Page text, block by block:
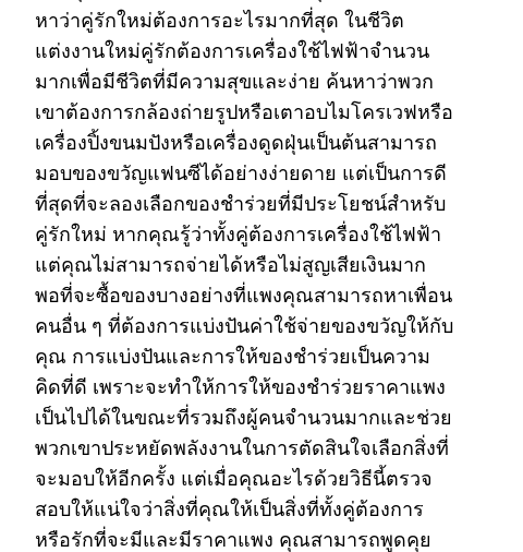
หาว่าคู่รักใหม่ต้องการอะไรมากที่สุด ในชีวิต
แต่งงานใหม่คู่รักต้องการเครื่องใช้ไฟฟ้าจำนวน
มากเพื่อมีชีวิตที่มีความสุขและง่าย ค้นหาว่าพวก
เขาต้องการกล้องถ่ายรูปหรือเตาอบไมโครเวฟหรือ
เครื่องปิ้งขนมปังหรือเครื่องดูดฝุ่นเป็นต้นสามารถ
มอบของขวัญแฟนซีได้อย่างง่ายดาย แต่เป็นการดี
ที่สุดที่จะลองเลือกของชำร่วยที่มีประโยชน์สำหรับ
คู่รักใหม่ หากคุณรู้ว่าทั้งคู่ต้องการเครื่องใช้ไฟฟ้า
แต่คุณไม่สามารถจ่ายได้หรือไม่สูญเสียเงินมาก
พอที่จะซื้อของบางอย่างที่แพงคุณสามารถหาเพื่อน
คนอื่น ๆ ที่ต้องการแบ่งปันค่าใช้จ่ายของขวัญให้กับ
คุณ การแบ่งปันและการให้ของชำร่วยเป็นความ
คิดที่ดี เพราะจะทำให้การให้ของชำร่วยราคาแพง
เป็นไปได้ในขณะที่รวมถึงผู้คนจำนวนมากและช่วย
พวกเขาประหยัดพลังงานในการตัดสินใจเลือกสิ่งที่
จะมอบให้อีกครั้ง แต่เมื่อคุณอะไรด้วยวิธีนี้ตรวจ
สอบให้แน่ใจว่าสิ่งที่คุณให้เป็นสิ่งที่ทั้งคู่ต้องการ
หรือรักที่จะมีและมีราคาแพง คุณสามารถพูดคุย